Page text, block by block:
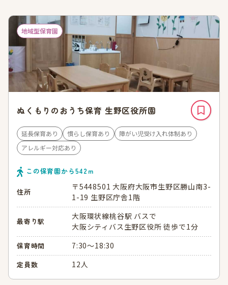
地域型保育園
ぬくもりのおうち保育 生野区役所園
延長保育あり 慣らし保育あり
障がい児受け入れ体制あり
アレルギー対応あり
この保育園から542ｍ
住所
〒5448501 大阪府大阪市生野区勝山南3-
1-19 生野区庁舎1階
最寄り駅
大阪環状線桃谷駅 バスで
大阪シティバス生野区役所 徒歩で1分
保育時間 7:30～18:30
定員数 12人